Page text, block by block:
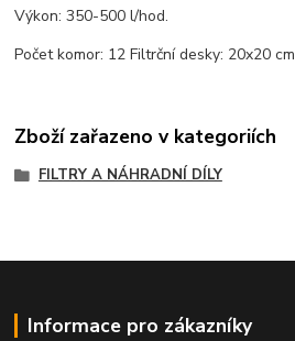
Výkon: 350-500 l/hod.
Počet komor: 12 Filtrční desky: 20x20 cm
Zboží zařazeno v kategoriích
FILTRY A NÁHRADNÍ DÍLY
Informace pro zákazníky